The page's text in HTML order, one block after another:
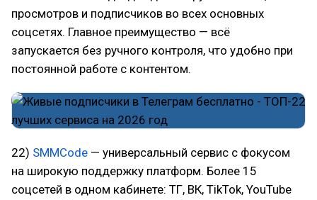
просмотров и подписчиков во всех основных
соцсетях. Главное преимущество — всё
запускается без ручного контроля, что удобно при
постоянной работе с контентом.
22) SMMCode — универсальный сервис с фокусом
на широкую поддержку платформ. Более 15
соцсетей в одном кабинете: ТГ, ВК, TikTok, YouTube